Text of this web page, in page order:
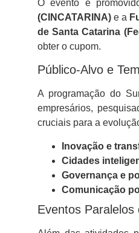
O evento é
(CINCATARINA) e a
de Santa Catarina
obter o cupom.
Público-Alvo e
A programação do
empresários,
cruciais para a
Inovação e
Cidades
Governança e
Comunicação
Eventos